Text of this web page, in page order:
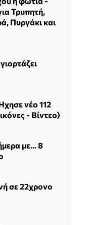
Τρυπητή,
Πυργάκι και
νέο 112
- Βίντεο)
με... 8
σε 22χρονο